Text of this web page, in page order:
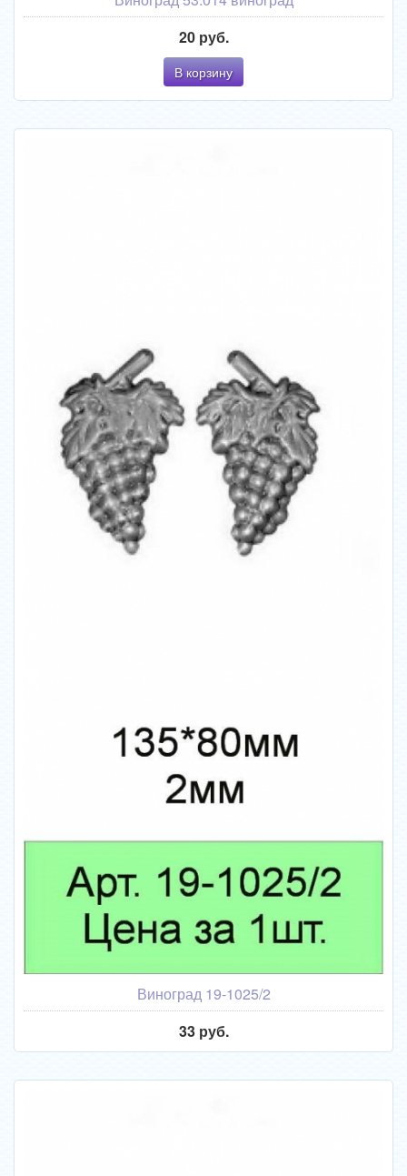
20 руб.
В корзину
Виноград 19-1025/2
33 руб.